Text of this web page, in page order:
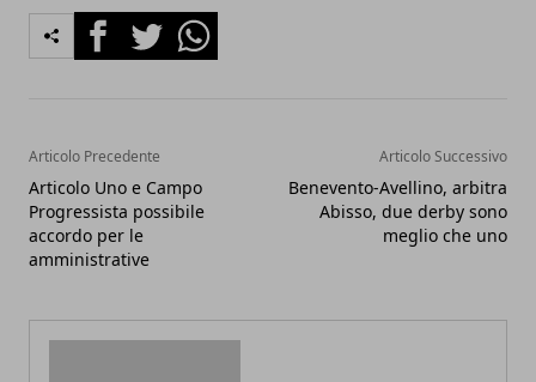
FacebookTwitterWhatsapp
Articolo Precedente
Articolo Uno e Campo
Progressista possibile
accordo per le
amministrative
Articolo Successivo
Benevento-Avellino, arbitra
Abisso, due derby sono
meglio che uno